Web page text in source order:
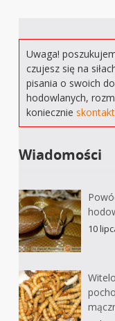
Uwaga!
czujesz się na
pisania o swoich
hodowlanych,
koniecznie
Wiadomości
10